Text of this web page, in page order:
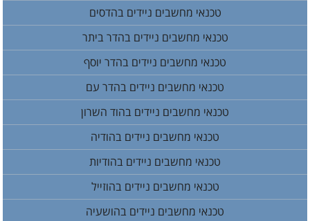
טכנאי מחשבים ניידים בהדסים
טכנאי מחשבים ניידים בהדר ביתר
טכנאי מחשבים ניידים בהדר יוסף
טכנאי מחשבים ניידים בהדר עם
טכנאי מחשבים ניידים בהוד השרון
טכנאי מחשבים ניידים בהודיה
טכנאי מחשבים ניידים בהודיות
טכנאי מחשבים ניידים בהוזייל
טכנאי מחשבים ניידים בהושעיה